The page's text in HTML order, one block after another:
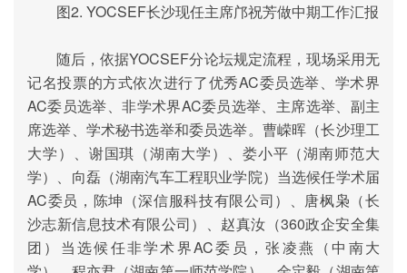
图2. YOCSEF长沙现任主席邝祝芳做中期工作汇报
随后，依据YOCSEF分论坛规定流程，现场采用无
记名投票的方式依次进行了优秀AC委员选举、学术界
AC委员选举、非学术界AC委员选举、主席选举、副主
席选举、学术秘书选举和委员选举。曹嵘晖（长沙理工
大学）、谢国琪（湖南大学）、娄小平（湖南师范大
学）、向磊（湖南汽车工程职业学院）当选候任学术届
AC委员，陈坤（深信服科技有限公司）、唐枫枭（长
沙志新信息技术有限公司）、赵真汝（360政企安全集
团）当选候任非学术界AC委员，张凌燕（中南大